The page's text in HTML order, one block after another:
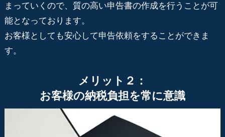
まっていくので、質の高い申告書の作成を行うことが可
能となっております。
お客様としても安心して申告依頼をすることができま
す。
メリット２：
お客様の納税負担を常に意識